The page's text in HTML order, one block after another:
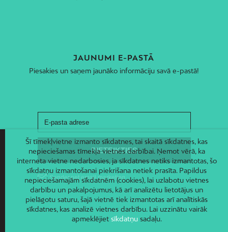
JAUNUMI E-PASTĀ
Piesakies un saņem jaunāko informāciju savā e-pastā!
Šī tīmekļvietne izmanto sīkdatnes, tai skaitā sīkdatnes, kas
nepieciešamas tīmekļa vietnes darbībai. Ņemot vērā, ka
interneta vietne nedarbosies, ja sīkdatnes netiks izmantotas, šo
sīkdatņu izmantošanai piekrišana netiek prasīta. Papildus
nepieciešamajām sīkdatnēm (cookies), lai uzlabotu vietnes
darbību un pakalpojumus, kā arī analizētu lietotājus un
pielāgotu saturu, šajā vietnē tiek izmantotas arī analītiskās
sīkdatnes, kas analizē vietnes darbību. Lai uzzinātu vairāk
apmeklējiet sīkdatņusadaļu.